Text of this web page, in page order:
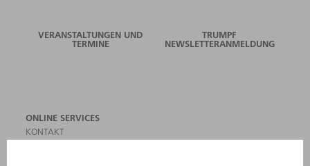
VERANSTALTUNGEN UND
TERMINE
TRUMPF
NEWSLETTERANMELDUNG
ONLINE SERVICES
KONTAKT